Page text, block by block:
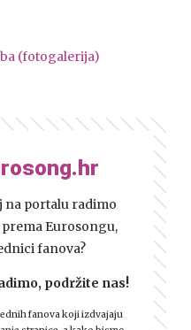
(fotogalerija)
na portalu radimo
Eurosongu,
fanova?
podržite nas!
fanova koji izdvajaju